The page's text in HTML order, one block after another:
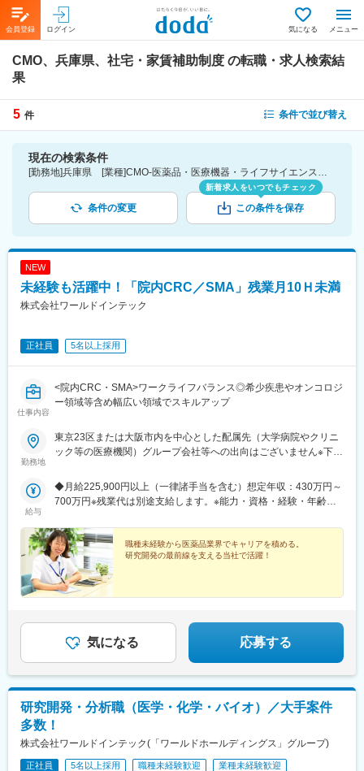
会員登録 ログイン 気になる メニュー
CMO、兵庫県、社宅・家賃補助制度 の転職・求人検索結
果
5 件 条件で並び替え
現在の検索条件
[勤務地]兵庫県 [業種]CMO-医薬品・医療機器・ライフサイエンス・医療系サービス [詳細条件](待遇・福利厚生)社宅・家賃補助制度
条件の変更
新着求人をいつでもチェック
この条件を保存
NEW
未経験も活躍中！「院内CRC／SMA」残業月10Ｈ未満
株式会社ワールドインテック
正社員 5名以上採用
仕事内容
<院内CRC・SMA>ワークライフバランス◎希少疾患やオンコロジ
ー領域等含め幅広い領域でスキルアップ
勤務地
東京23区または大阪市内を中心とした配属先（大学病院やクリニ
ック等の医療機関）グループ会社等への出向はございません※下記
県・神奈川県・福島県・京都府・兵庫県・和歌山県・福岡県）
R&D事業部 臨床開発グループ【東京営業所】東京都港区東新橋
江2-2-18 ワールドホールディングス北堀江4F
給与
◆月給225,900円以上（一律諸手当を含む）想定年収：430万円～
700万円※残業代は別途支給します。※能力・資格・経験・年齢な
職種未経験から医薬品業界でキャリアを積める。
研究開発の最前線を支える当社で活躍！
気になる 応募する
研究開発・分析職（医学・化学・バイオ）／大手案件
多数！
株式会社ワールドインテック(「ワールドホールディングス」グループ)
正社員 5名以上採用 職種未経験歓迎 業種未経験歓迎